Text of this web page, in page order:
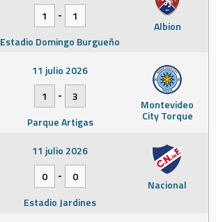
Albion
1
-
1
Estadio Domingo Burgueño
Montevideo
City Torque
11 julio 2026
1
-
3
Parque Artigas
Nacional
11 julio 2026
0
-
0
Estadio Jardines